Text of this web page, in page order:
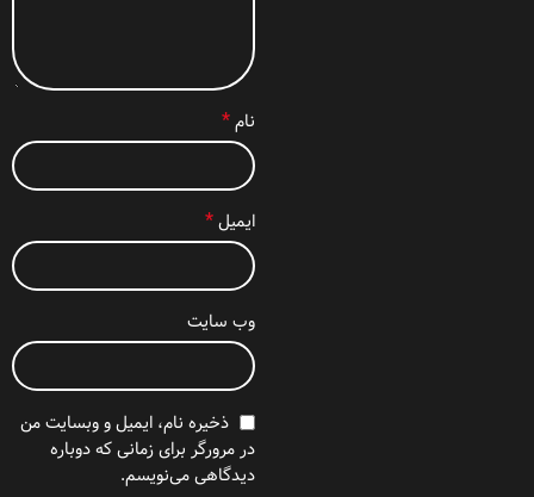
نام*
ایمیل*
وب‌ سایت
ذخیره نام، ایمیل و وبسایت من
در مرورگر برای زمانی که دوباره
دیدگاهی می‌نویسم.